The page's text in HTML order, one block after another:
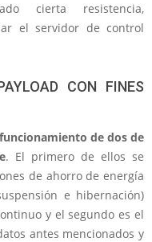
cierta resistencia,
el servidor de control
CON FINES
de dos de
. El primero de ellos se
de ahorro de energía
e hibernación)
y el segundo es el
antes mencionados y